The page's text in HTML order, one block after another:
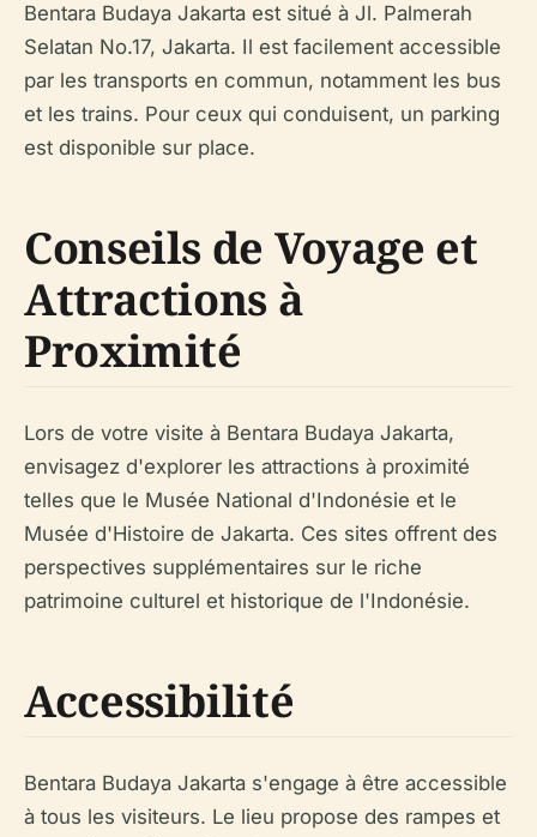
Bentara Budaya Jakarta est situé à Jl. Palmerah
Selatan No.17, Jakarta. Il est facilement accessible
par les transports en commun, notamment les bus
et les trains. Pour ceux qui conduisent, un parking
est disponible sur place.
Conseils de Voyage et
Attractions à
Proximité
Lors de votre visite à Bentara Budaya Jakarta,
envisagez d'explorer les attractions à proximité
telles que le Musée National d'Indonésie et le
Musée d'Histoire de Jakarta. Ces sites offrent des
perspectives supplémentaires sur le riche
patrimoine culturel et historique de l'Indonésie.
Accessibilité
Bentara Budaya Jakarta s'engage à être accessible
à tous les visiteurs. Le lieu propose des rampes et